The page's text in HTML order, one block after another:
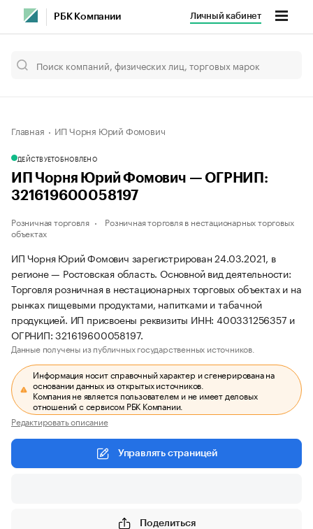
РБК Компании Личный кабинет
Главная ИП Чорня Юрий Фомович
ДЕЙСТВУЕТОБНОВЛЕНО
ИП Чорня Юрий Фомович — ОГРНИП:
321619600058197
Розничная торговля
Розничная торговля в нестационарных торговых
объектах
ИП Чорня Юрий Фомович зарегистрирован 24.03.2021, в
регионе — Ростовская область. Основной вид деятельности:
Торговля розничная в нестационарных торговых объектах и на
рынках пищевыми продуктами, напитками и табачной
продукцией. ИП присвоены реквизиты ИНН: 400331256357 и
ОГРНИП: 321619600058197.
Данные получены из публичных государственных источников.
Информация носит справочный характер и сгенерирована на
основании данных из открытых источников.
Компания не является пользователем и не имеет деловых
отношений с сервисом РБК Компании.
Редактировать описание
Управлять страницей
Поделиться